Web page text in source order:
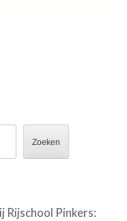
Zoeken
Rijschool Pinkers: